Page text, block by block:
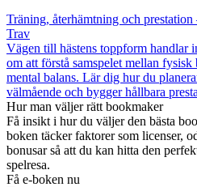
Träning, återhämtning och
Trav
Vägen till hästens toppform handlar
om att förstå samspelet mellan
mental balans. Lär dig hur du
välmående och bygger hållbara
Hur man väljer rätt bookmaker
Få insikt i hur du väljer den bästa
boken täcker faktorer som licenser,
bonusar så att du kan hitta den
spelresa.
Få e-boken nu